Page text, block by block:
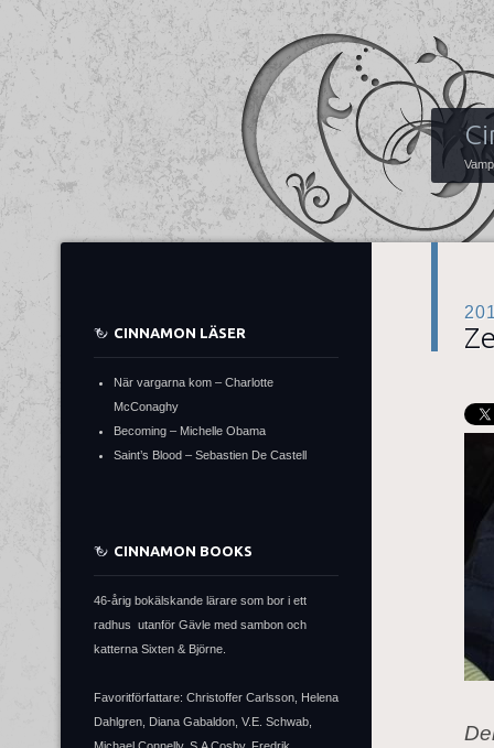
CINNAMON LÄSER
När vargarna kom – Charlotte
McConaghy
Becoming – Michelle Obama
Saint’s Blood – Sebastien De Castell
CINNAMON BOOKS
46-årig bokälskande lärare som bor i ett
radhus utanför Gävle med sambon och
katterna Sixten & Björne.
Favoritförfattare: Christoffer Carlsson, Helena
Dahlgren, Diana Gabaldon, V.E. Schwab,